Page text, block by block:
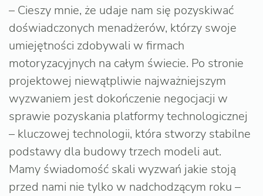
– Cieszy mnie, że udaje nam się pozyskiwać
doświadczonych menadżerów, którzy swoje
umiejętności zdobywali w firmach
motoryzacyjnych na całym świecie. Po stronie
projektowej niewątpliwie najważniejszym
wyzwaniem jest dokończenie negocjacji w
sprawie pozyskania platformy technologicznej
– kluczowej technologii, która stworzy stabilne
podstawy dla budowy trzech modeli aut.
Mamy świadomość skali wyzwań jakie stoją
przed nami nie tylko w nadchodzącym roku –